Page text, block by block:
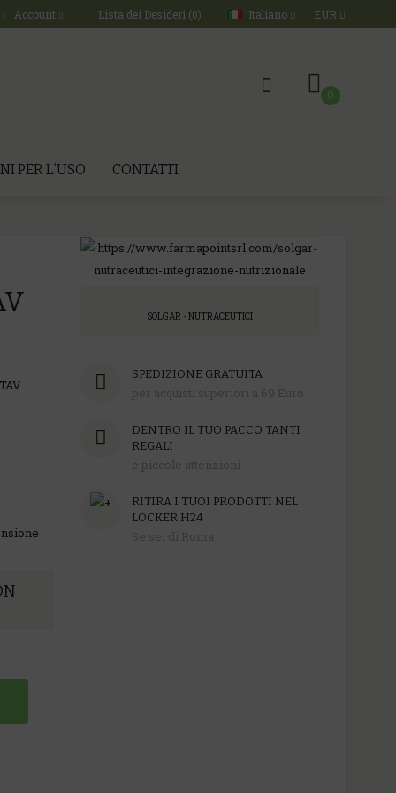
EUR
Italiano
Account Lista dei Desideri (0)
0
PER L’USO CONTATTI
SOLGAR - NUTRACEUTICI
SPEDIZIONE GRATUITA
DENTRO IL TUO PACCO TANTI
REGALI
RITIRA I TUOI PRODOTTI NEL
LOCKER H24